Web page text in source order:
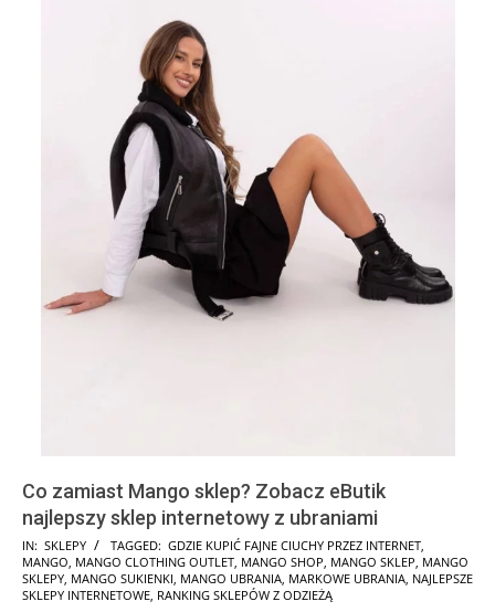
Co zamiast Mango sklep? Zobacz eButik
najlepszy sklep internetowy z ubraniami
2025-
10-
18
IN: SKLEPY TAGGED: GDZIE KUPIĆ FAJNE CIUCHY PRZEZ INTERNET,
MANGO, MANGO CLOTHING OUTLET, MANGO SHOP, MANGO SKLEP, MANGO
SKLEPY, MANGO SUKIENKI, MANGO UBRANIA, MARKOWE UBRANIA, NAJLEPSZE
SKLEPY INTERNETOWE, RANKING SKLEPÓW Z ODZIEŻĄ